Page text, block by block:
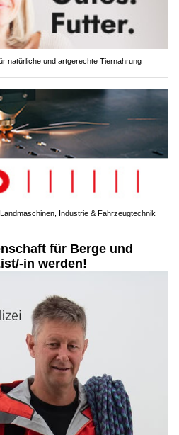
natürliche und artgerechte Tiernahrung
Industrie & Fahrzeugtechnik
für Berge und
in werden!